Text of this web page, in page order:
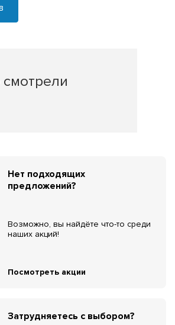
Нет подходящих
предложений?
Возможно, вы найдёте что-то среди
наших акций!
Посмотреть акции
Затрудняетесь с выбором?